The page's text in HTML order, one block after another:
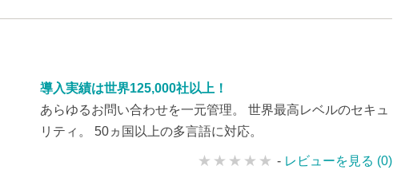
導入実績は世界125,000社以上！
あらゆるお問い合わせを一元管理。 世界最高レベルのセキュ
リティ。 50ヵ国以上の多言語に対応。
- レビューを見る (0)